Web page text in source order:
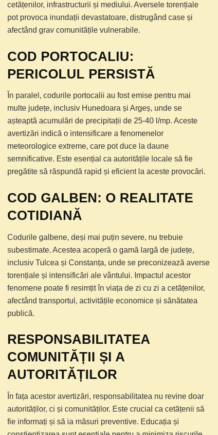
cetățenilor, infrastructurii și mediului. Aversele torențiale
pot provoca inundații devastatoare, distrugând case și
afectând grav comunitățile vulnerabile.
COD PORTOCALIU:
PERICOLUL PERSISTĂ
În paralel, codurile portocalii au fost emise pentru mai
multe județe, inclusiv Hunedoara și Argeș, unde se
așteaptă acumulări de precipitații de 25-40 l/mp. Aceste
avertizări indică o intensificare a fenomenelor
meteorologice extreme, care pot duce la daune
semnificative. Este esențial ca autoritățile locale să fie
pregătite să răspundă rapid și eficient la aceste provocări.
COD GALBEN: O REALITATE
COTIDIANĂ
Codurile galbene, deși mai puțin severe, nu trebuie
subestimate. Acestea acoperă o gamă largă de județe,
inclusiv Tulcea și Constanța, unde se preconizează averse
torențiale și intensificări ale vântului. Impactul acestor
fenomene poate fi resimțit în viața de zi cu zi a cetățenilor,
afectând transportul, activitățile economice și sănătatea
publică.
RESPONSABILITATEA
COMUNITĂȚII ȘI A
AUTORITĂȚILOR
În fața acestor avertizări, responsabilitatea nu revine doar
autorităților, ci și comunităților. Este crucial ca cetățenii să
fie informați și să ia măsuri preventive. Educația și